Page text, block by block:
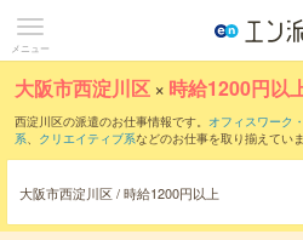
メニュー
大阪市西淀川区 × 時給1200円以
西淀川区の派遣のお仕事情報です。 オフィスワーク
系、 クリエイティブ系などのお仕事を取り揃えてい
大阪市西淀川区 / 時給1200円以上